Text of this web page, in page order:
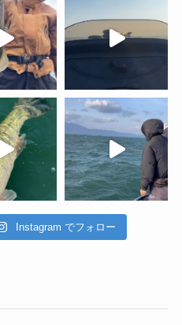
Instagram でフォロー